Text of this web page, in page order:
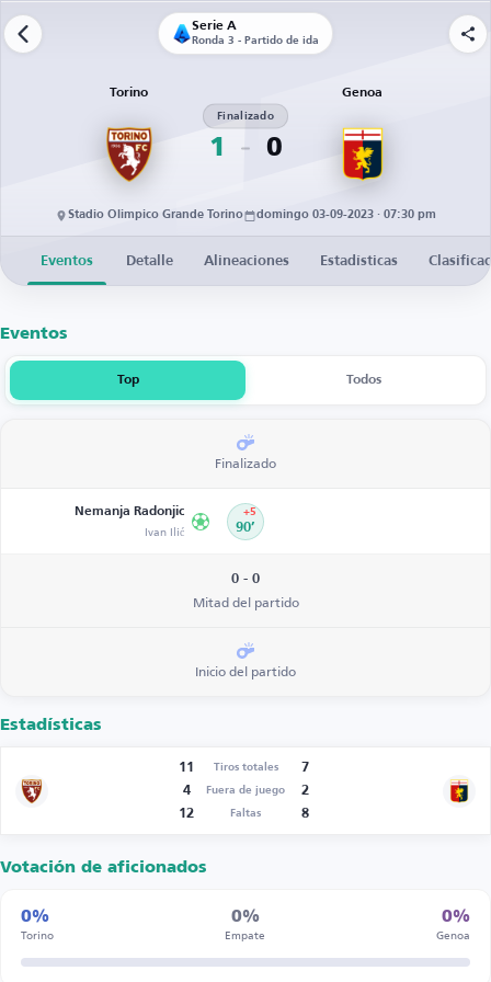
Serie A
Ronda 3 - Partido de ida
Torino
1
Finalizado
0
Genoa
Stadio Olimpico Grande Torino domingo 03-09-2023 · 07:30 pm
Eventos Detalle Alineaciones Estadísticas
Eventos
Top Todos
Finalizado
Nemanja Radonjic
Ivan Ilić 90’
+5
0 - 0
Mitad del partido
Inicio del partido
Estadísticas
11 Tiros totales
7
4
Fuera de juego
2
12
Faltas 8
Votación de aficionados
0%
Torino
0%
Empate
0%
Genoa